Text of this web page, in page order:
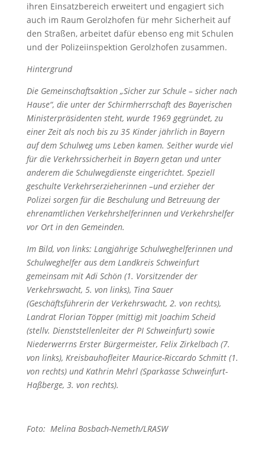
ihren Einsatzbereich erweitert und engagiert sich
auch im Raum Gerolzhofen für mehr Sicherheit auf
den Straßen, arbeitet dafür ebenso eng mit Schulen
und der Polizeiinspektion Gerolzhofen zusammen.
Hintergrund
Die Gemeinschaftsaktion „Sicher zur Schule – sicher nach
Hause“, die unter der Schirmherrschaft des Bayerischen
Ministerpräsidenten steht, wurde 1969 gegründet, zu
einer Zeit als noch bis zu 35 Kinder jährlich in Bayern
auf dem Schulweg ums Leben kamen. Seither wurde viel
für die Verkehrssicherheit in Bayern getan und unter
anderem die Schulwegdienste eingerichtet. Speziell
geschulte Verkehrserzieherinnen –und erzieher der
Polizei sorgen für die Beschulung und Betreuung der
ehrenamtlichen Verkehrshelferinnen und Verkehrshelfer
vor Ort in den Gemeinden.
Im Bild, von links: Langjährige Schulweghelferinnen und
Schulweghelfer aus dem Landkreis Schweinfurt
gemeinsam mit Adi Schön (1. Vorsitzender der
Verkehrswacht, 5. von links), Tina Sauer
(Geschäftsführerin der Verkehrswacht, 2. von rechts),
Landrat Florian Töpper (mittig) mit Joachim Scheid
(stellv. Dienststellenleiter der PI Schweinfurt) sowie
Niederwerrns Erster Bürgermeister, Felix Zirkelbach (7.
von links), Kreisbauhofleiter Maurice-Riccardo Schmitt (1.
von rechts) und Kathrin Mehrl (Sparkasse Schweinfurt-
Haßberge, 3. von rechts).
Foto: Melina Bosbach-Nemeth/LRASW